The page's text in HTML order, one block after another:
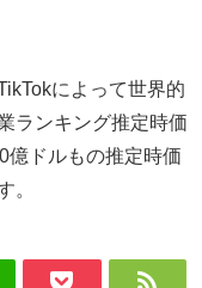
によって世界的
ランキング推定時価
億ドルもの推定時価
。